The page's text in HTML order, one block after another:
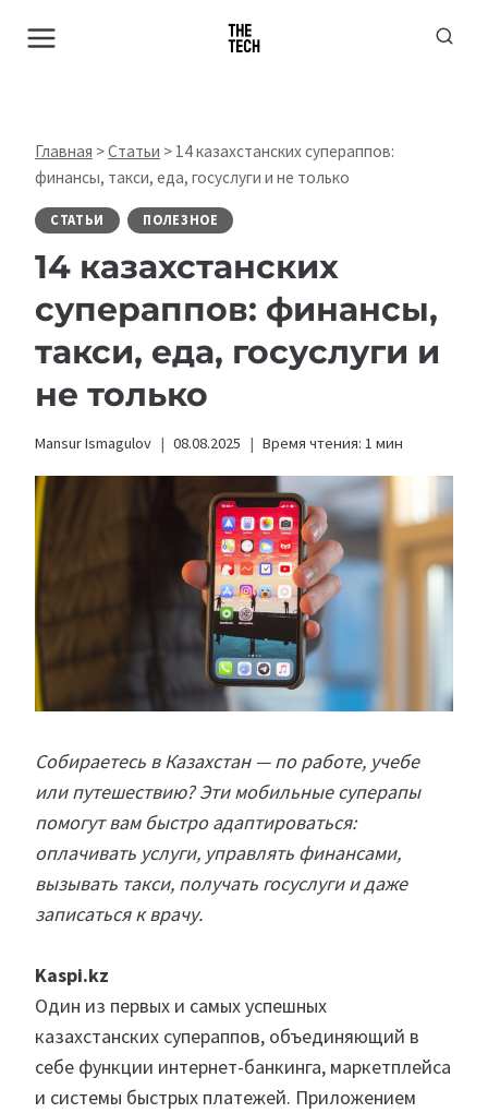
Главная >Статьи > 14 казахстанских супераппов:
финансы, такси, еда, госуслуги и не только
СТАТЬИ ПОЛЕЗНОЕ
14 казахстанских
супераппов: финансы,
такси, еда, госуслуги и
не только
Mansur Ismagulov 08.08.2025 Время чтения: 1 мин
Собираетесь в Казахстан — по работе, учебе
или путешествию? Эти мобильные суперапы
помогут вам быстро адаптироваться:
оплачивать услуги, управлять финансами,
вызывать такси, получать госуслуги и даже
записаться к врачу.
Kaspi.kz
Один из первых и самых успешных
казахстанских супераппов, объединяющий в
себе функции интернет-банкинга, маркетплейса
и системы быстрых платежей. Приложением